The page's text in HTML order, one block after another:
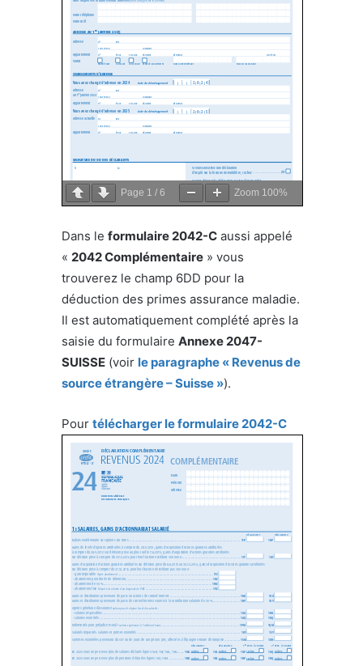
Page 1 / 6 Zoom 100%
Dans le formulaire 2042-C aussi appelé
« 2042 Complémentaire » vous
trouverez le champ 6DD pour la
déduction des primes assurance maladie.
Il est automatiquement complété après la
saisie du formulaire Annexe 2047-
SUISSE (voir le paragraphe « Revenus de
source étrangère – Suisse »).
Pour télécharger le formulaire 2042-C